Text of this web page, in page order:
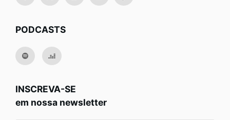
PODCASTS
INSCREVA-SE
em nossa newsletter